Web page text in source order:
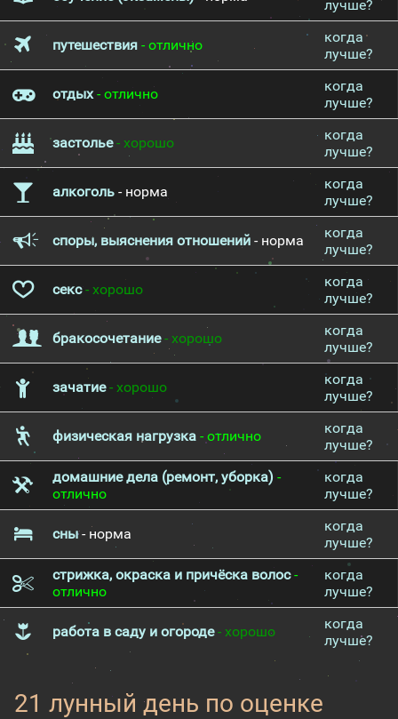
лучше?
путешествия - отлично
когда
лучше?
отдых- отлично
когда
лучше?
застолье- хорошо
когда
лучше?
алкоголь - норма
когда
лучше?
споры, выяснения отношений - норма
когда
лучше?
секс- хорошо
когда
лучше?
бракосочетание- хорошо
когда
лучше?
зачатие- хорошо
когда
лучше?
физическая нагрузка - отлично
когда
лучше?
домашние дела (ремонт, уборка) -
отлично
когда
лучше?
сны- норма
когда
лучше?
стрижка, окраска и причёска волос-
отлично
когда
лучше?
работа в саду и огороде- хорошо
когда
лучше?
21 лунный день по оценке